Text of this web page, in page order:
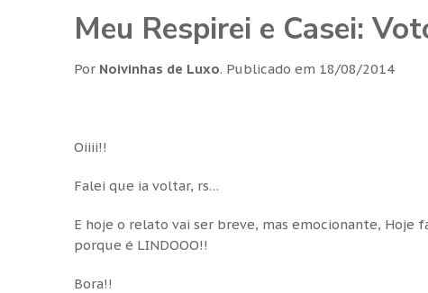
Meu Respirei e Casei:
Por Noivinhas de Luxo. Publicado em 18/08/2014
Oiiii!!
Falei que ia voltar, rs…
E hoje o relato vai ser breve, mas emocionante, Hoje
porque é LINDOOO!!
Bora!!